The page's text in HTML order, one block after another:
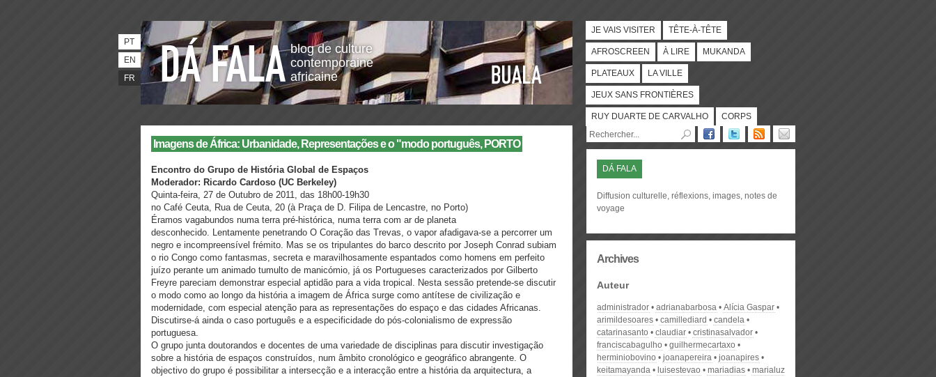
blog de culture
contemporaine
africaine
PT
EN
FR
JE VAIS VISITER TÊTE-À-TÊTE
AFROSCREEN À LIRE MUKANDA
PLATEAUX LA VILLE
JEUX SANS FRONTIÈRES
RUY DUARTE DE CARVALHO CORPS
Imagens de África: Urbanidade, Representações e o "modo português, PORTO
Encontro do Grupo de História Global de Espaços
Moderador: Ricardo Cardoso (UC Berkeley)
Quinta-feira, 27 de Outubro de 2011, das 18h00-19h30
no Café Ceuta, Rua de Ceuta, 20 (à Praça de D. Filipa de Lencastre, no Porto)
Éramos vagabundos numa terra pré-histórica, numa terra com ar de planeta
desconhecido. Lentamente penetrando O Coração das Trevas, o vapor afadigava-se a percorrer um
negro e incompreensível frémito. Mas se os tripulantes do barco descrito por Joseph Conrad subiam
o rio Congo como fantasmas, secreta e maravilhosamente espantados como homens em perfeito
juízo perante um animado tumulto de manicómio, já os Portugueses caracterizados por Gilberto
Freyre pareciam demonstrar especial aptidão para a vida tropical. Nesta sessão pretende-se discutir
o modo como ao longo da história a imagem de África surge como antítese de civilização e
modernidade, com especial atenção para as representações do espaço e das cidades Africanas.
Discutirse-á ainda o caso português e a especificidade do pós-colonialismo de expressão
portuguesa.
O grupo junta doutorandos e docentes de uma variedade de disciplinas para discutir investigação
sobre a história de espaços construídos, num âmbito cronológico e geográfico abrangente. O
objectivo do grupo é possibilitar a intersecção e a interacção entre a história da arquitectura, a
DÁ FALA
Diffusion culturelle, réflexions, images, notes de
voyage
Archives
Auteur
administrador adrianabarbosa
Alícia Gaspar
arimildesoares
camillediard
candela
catarinasanto
claudiar
cristinasalvador
franciscabagulho
guilhermecartaxo
herminiobovino
joanapereira
joanapires
keitamayanda
luisestevao mariadias
marialuz